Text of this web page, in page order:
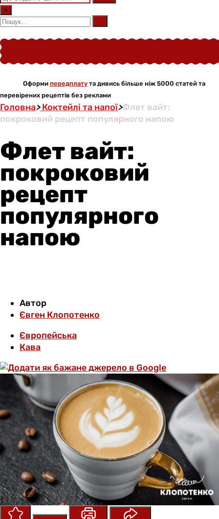
×
Оформи передплату та дивись більше ніж 5000 статей та
перевірених рецептів без реклами
Головна>Коктейлі та напої>Флет вайт:
покроковий рецепт популярного напою
Флет вайт:
покроковий
рецепт
популярного
напою
Автор
Євген Клопотенко
Європейська
Кава